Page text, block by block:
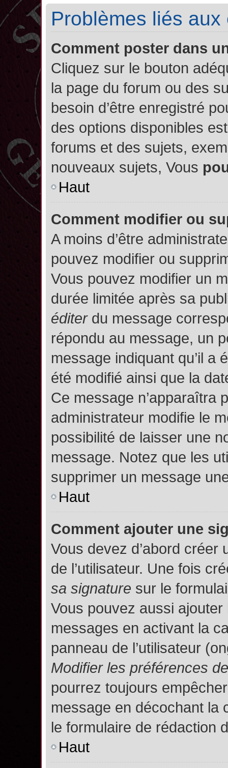
Problèmes liés
Comment poster dans
Cliquez sur le bouton
la page du forum ou des
besoin d’être enregistré
des options disponibles
forums et des sujets,
nouveaux sujets, Vous
Haut
Comment modifier ou
A moins d’être
pouvez modifier ou
Vous pouvez modifier un
durée limitée après sa
éditerdu message
répondu au message, un
message indiquant qu’il a
été modifié ainsi que la
Ce message n’apparaîtra
administrateur modifie le
possibilité de laisser une
message. Notez que les
supprimer un message
Haut
Comment ajouter une
Vous devez d’abord
de l’utilisateur. Une fois
sa signature sur le
Vous pouvez aussi
messages en activant la
panneau de l’utilisateur
Modifier les préférences
pourrez toujours
message en décochant la
le formulaire de rédaction
Haut